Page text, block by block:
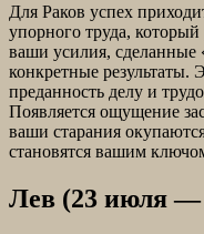
Для Раков успех
упорного труда,
ваши усилия, сделанные
конкретные
преданность делу и
Появляется ощущение
ваши старания
становятся вашим
Лев (23 июля —